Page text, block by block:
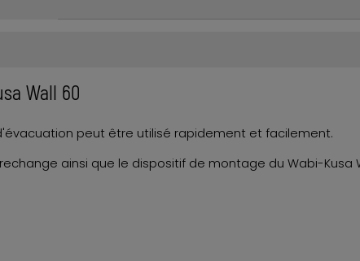
Wall 60
peut être utilisé rapidement et facilement.
ainsi que le dispositif de montage du Wabi-Kusa